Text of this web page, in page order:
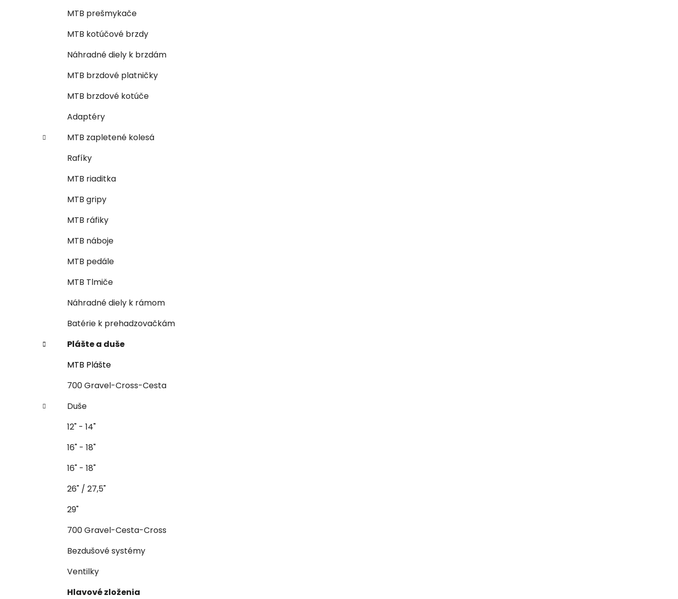
MTB prešmykače
MTB kotúčové brzdy
Náhradné diely k brzdám
MTB brzdové platničky
MTB brzdové kotúče
Adaptéry
MTB zapletené kolesá
Rafíky
MTB riaditka
MTB gripy
MTB ráfiky
MTB náboje
MTB pedále
MTB Tlmiče
Náhradné diely k rámom
Batérie k prehadzovačkám
Plášte a duše
MTB Plášte
700 Gravel-Cross-Cesta
Duše
12" - 14"
16" - 18"
16" - 18"
26" / 27,5"
29"
700 Gravel-Cesta-Cross
Bezdušové systémy
Ventilky
Hlavové zloženia